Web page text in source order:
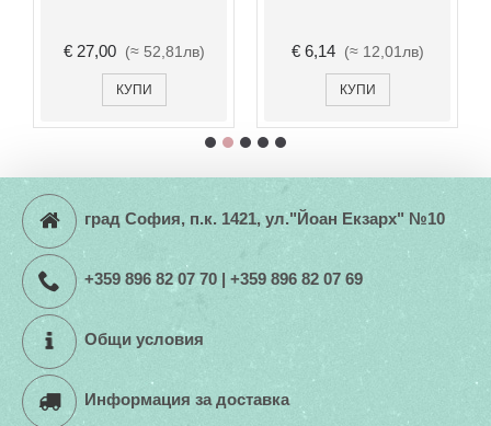
€ 27,00 (≈ 52,81лв)
КУПИ
€ 6,14 (≈ 12,01лв)
КУПИ
град София, п.к. 1421, ул."Йоан Екзарх" №10
+359 896 82 07 70 | +359 896 82 07 69
Общи условия
Информация за доставка